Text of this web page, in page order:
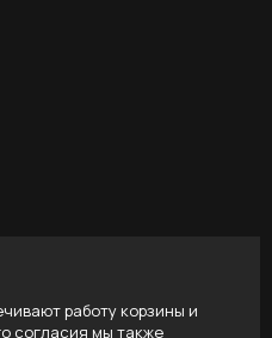
работу корзины и
согласия мы также